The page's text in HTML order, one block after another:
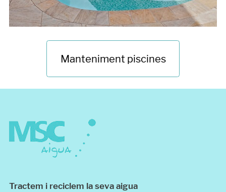
Manteniment piscines
Tractem i reciclem la seva aigua